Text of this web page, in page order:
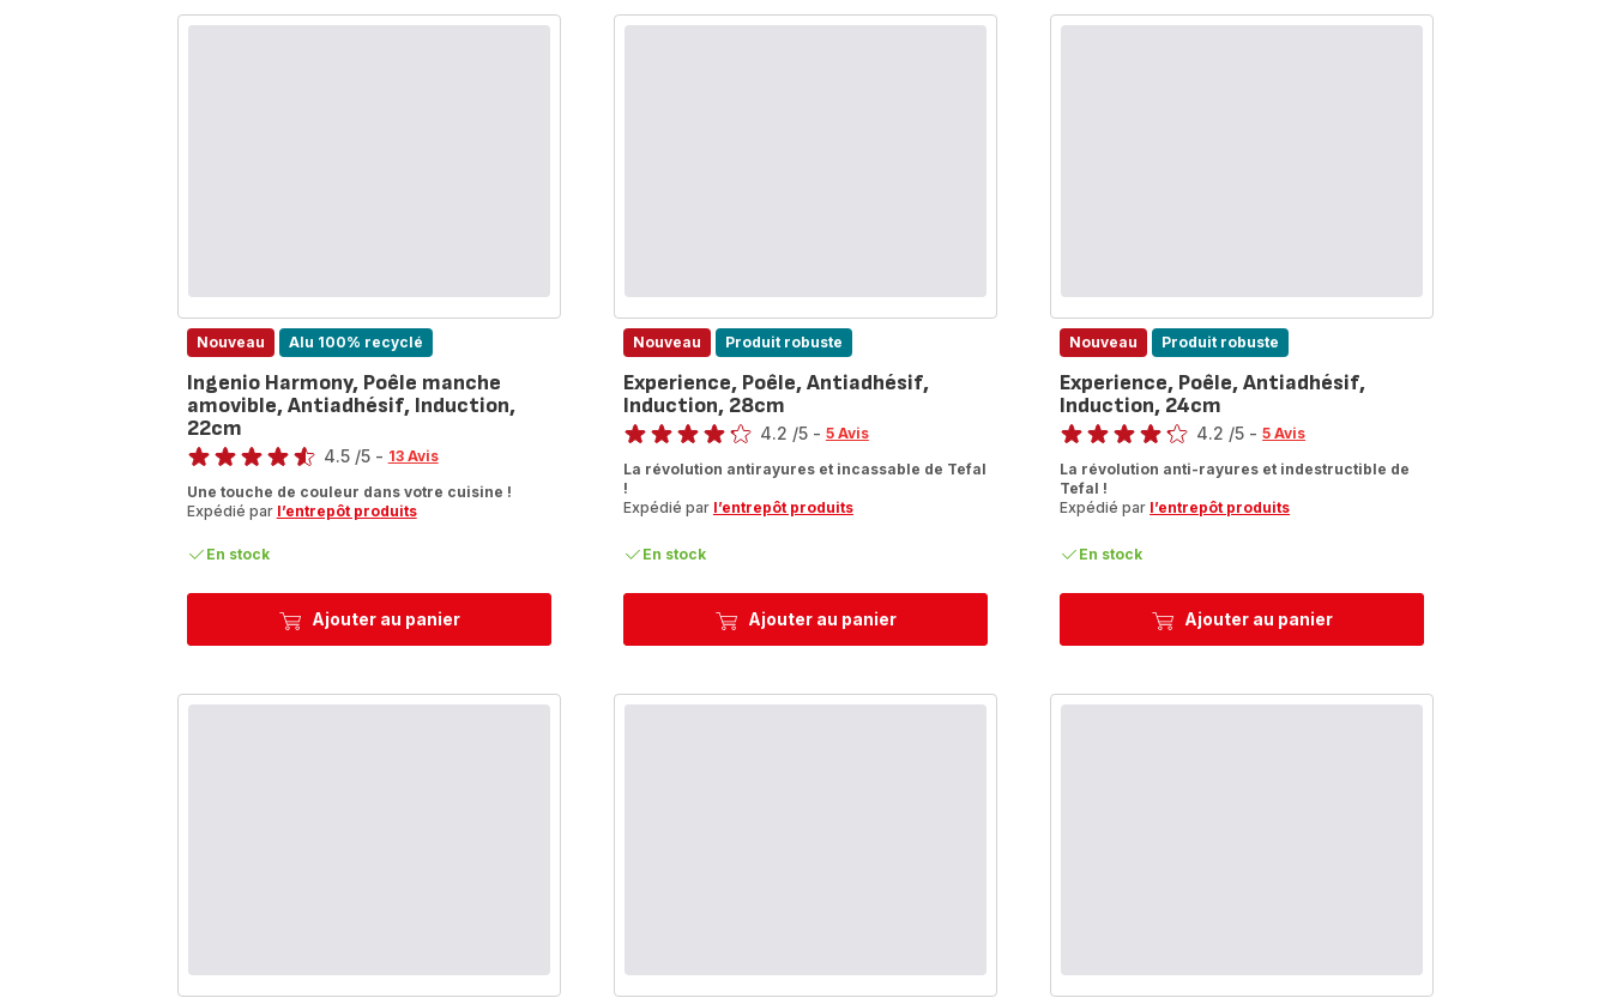
Ajouter au panier
Nouveau Alu 100% recyclé
Ingenio Harmony, Poêle manche
amovible, Antiadhésif, Induction,
22cm
Note
4.5 /5 - 13 Avis
Une touche de couleur dans votre cuisine !
Expédié par l’entrepôt produits
En stock
Ajouter au panier
Nouveau Produit robuste
Experience, Poêle, Antiadhésif,
Induction, 28cm
Note
4.2 /5 - 5 Avis
La révolution antirayures et incassable de Tefal
!
Expédié par l’entrepôt produits
En stock
Ajouter au panier
Nouveau Produit robuste
Experience, Poêle, Antiadhésif,
Induction, 24cm
Note
4.2 /5 - 5 Avis
La révolution anti-rayures et indestructible de
Tefal !
Expédié par l’entrepôt produits
En stock